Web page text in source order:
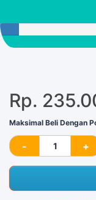
Rp.
Maksimal Beli Dengan